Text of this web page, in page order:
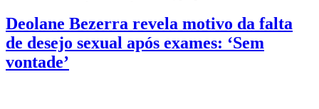
Deolane Bezerra revela motivo da falta
de desejo sexual após exames: ‘Sem
vontade’